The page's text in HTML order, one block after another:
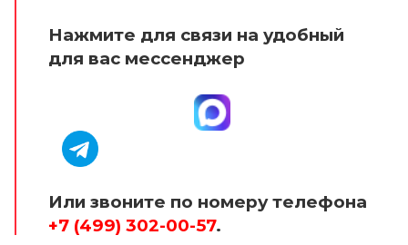
Нажмите для связи на удобный
для вас мессенджер
Или звоните по номеру телефона
+7 (499) 302-00-57.